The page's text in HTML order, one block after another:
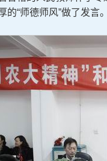
的“师德师风”做了发言。